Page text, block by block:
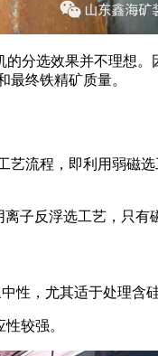
分选效果并不理想
最终铁精矿质量。
流程，即利用弱磁
子反浮选工艺，只有
性，尤其适于处理含
较强。